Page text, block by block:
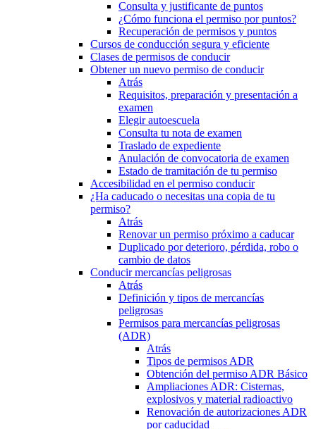
Consulta y justificante de puntos
¿Cómo funciona el permiso por puntos?
Recuperación de permisos y puntos
Cursos de conducción segura y eficiente
Clases de permisos de conducir
Obtener un nuevo permiso de conducir
Atrás
Requisitos, preparación y presentación a
examen
Elegir autoescuela
Consulta tu nota de examen
Traslado de expediente
Anulación de convocatoria de examen
Estado de tramitación de tu permiso
Accesibilidad en el permiso conducir
¿Ha caducado o necesitas una copia de tu
permiso?
Atrás
Renovar un permiso próximo a caducar
Duplicado por deterioro, pérdida, robo o
cambio de datos
Conducir mercancías peligrosas
Atrás
Definición y tipos de mercancías
peligrosas
Permisos para mercancías peligrosas
(ADR)
Atrás
Tipos de permisos ADR
Obtención del permiso ADR Básico
Ampliaciones ADR: Cisternas,
explosivos y material radioactivo
Renovación de autorizaciones ADR
por caducidad